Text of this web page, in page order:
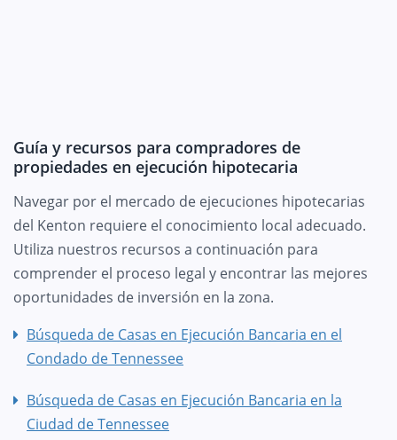
Guía y recursos para compradores de
propiedades en ejecución hipotecaria
Navegar por el mercado de ejecuciones hipotecarias
del Kenton requiere el conocimiento local adecuado.
Utiliza nuestros recursos a continuación para
comprender el proceso legal y encontrar las mejores
oportunidades de inversión en la zona.
Búsqueda de Casas en Ejecución Bancaria en el
Condado de Tennessee
Búsqueda de Casas en Ejecución Bancaria en la
Ciudad de Tennessee